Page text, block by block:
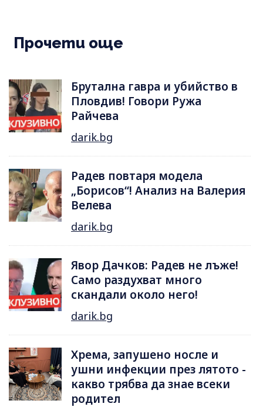
Прочети още
Брутална гавра и убийство в
Пловдив! Говори Ружа
Райчева
darik.bg
Радев повтаря модела
„Борисов“! Анализ на Валерия
Велева
darik.bg
Явор Дачков: Радев не лъже!
Само раздухват много
скандали около него!
darik.bg
Хрема, запушено носле и
ушни инфекции през лятотo -
какво трябва да знае всеки
родител